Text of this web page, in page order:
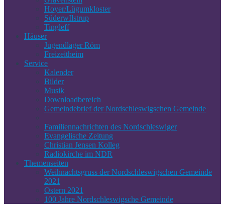
Hoyer/Lügumkloster
SüderwIlstrup
Tingleff
Häuser
Jugendlager Röm
Freizeitheim
Service
Kalender
Bilder
Musik
Downloadbereich
Gemeindebrief der Nordschleswigschen Gemeinde
Familiennachrichten des Nordschleswiger
Evangelische Zeitung
Christian Jensen Kolleg
Radiokirche im NDR
Themenseiten
Weihnachtsgruss der Nordschleswigschen Gemeinde
2021
Ostern 2021
100 Jahre Nordschleswigsche Gemeinde